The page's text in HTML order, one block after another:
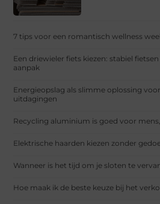
7 tips voor een romantisch wellness
Een driewieler fiets kiezen: stabiel
aanpak
Energieopslag als slimme oplossing
uitdagingen
Recycling aluminium is goed voor
Elektrische haarden kiezen zonder
Wanneer is het tijd om je sloten te
Hoe maak ik de beste keuze bij het